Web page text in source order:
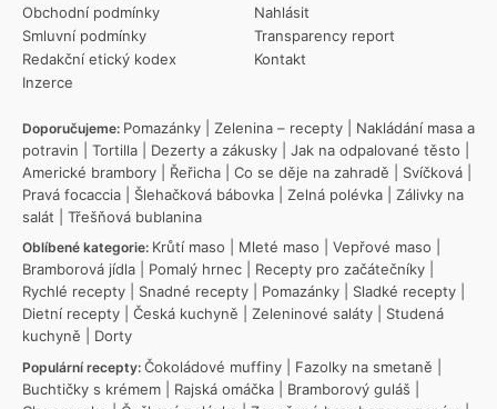
Obchodní podmínky
Smluvní podmínky
Redakční etický kodex
Inzerce
Nahlásit
Transparency report
Kontakt
Doporučujeme: Pomazánky Zelenina – recepty
Nakládání masa a
potravin
Tortilla Dezerty a zákusky Jak na odpalované těsto
Americké brambory
Řeřicha Co se děje na zahradě Svíčková
Pravá focaccia
Šlehačková bábovka Zelná polévka
Zálivky na
salát
Třešňová bublanina
Oblíbené kategorie: Krůtí maso Mleté maso Vepřové maso
Bramborová jídla
Pomalý hrnec Recepty pro začátečníky
Rychlé recepty
Snadné recepty Pomazánky Sladké recepty
Dietní recepty
Česká kuchyně Zeleninové saláty
Studená
kuchyně
Dorty
Populární recepty: Čokoládové muffiny Fazolky na smetaně
Buchtičky s krémem
Rajská omáčka Bramborový guláš